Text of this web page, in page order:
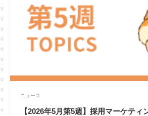
ニュース
【2026年5月第5週】採用マーケティ